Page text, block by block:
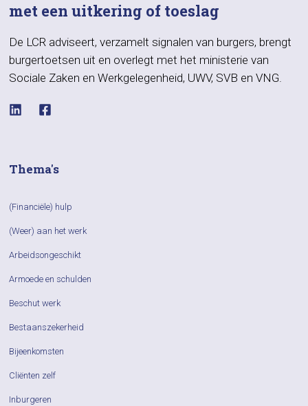
met een uitkering of toeslag
De LCR adviseert, verzamelt signalen van burgers, brengt
burgertoetsen uit en overlegt met het ministerie van
Sociale Zaken en Werkgelegenheid, UWV, SVB en VNG.
Thema's
(Financiële) hulp
(Weer) aan het werk
Arbeidsongeschikt
Armoede en schulden
Beschut werk
Bestaanszekerheid
Bijeenkomsten
Cliënten zelf
Inburgeren